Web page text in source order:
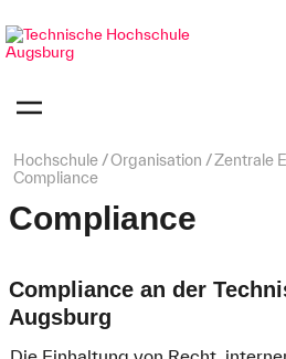
überspringen
bestätigen
des
Menüs
Seitenpfad:
Hochschule Organisation
Zentrale
Compliance
Compliance
Compliance an der
Augsburg